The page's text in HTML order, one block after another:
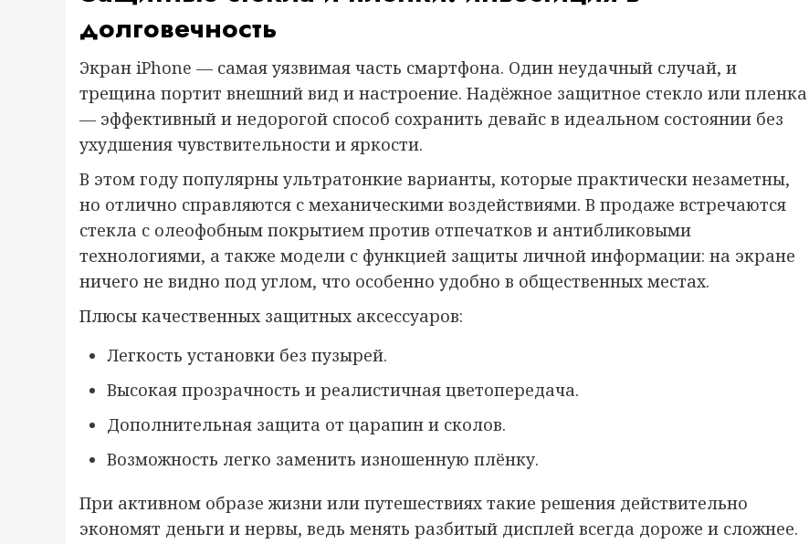
долговечность
Экран iPhone — самая уязвимая часть смартфона. Один неудачный случай, и
трещина портит внешний вид и настроение. Надёжное защитное стекло или пленка
— эффективный и недорогой способ сохранить девайс в идеальном состоянии без
ухудшения чувствительности и яркости.
В этом году популярны ультратонкие варианты, которые практически незаметны,
но отлично справляются с механическими воздействиями. В продаже встречаются
стекла с олеофобным покрытием против отпечатков и антибликовыми
технологиями, а также модели с функцией защиты личной информации: на экране
ничего не видно под углом, что особенно удобно в общественных местах.
Плюсы качественных защитных аксессуаров:
Легкость установки без пузырей.
Высокая прозрачность и реалистичная цветопередача.
Дополнительная защита от царапин и сколов.
Возможность легко заменить изношенную плёнку.
При активном образе жизни или путешествиях такие решения действительно
экономят деньги и нервы, ведь менять разбитый дисплей всегда дороже и сложнее.